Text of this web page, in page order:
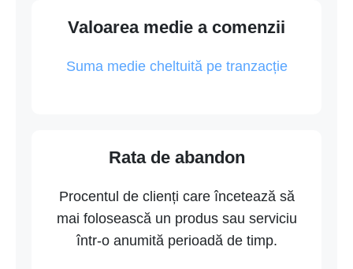
Valoarea medie a comenzii
Suma medie cheltuită pe tranzacție
Rata de abandon
Procentul de clienți care încetează să
mai folosească un produs sau serviciu
într-o anumită perioadă de timp.